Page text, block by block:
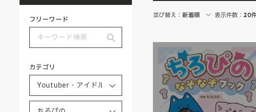
フリーワード
カテゴリ
並び替え： 新着順 表示件数： 20